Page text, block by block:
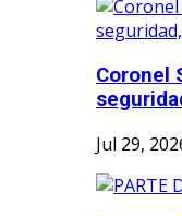
Coronel
Jul 29,